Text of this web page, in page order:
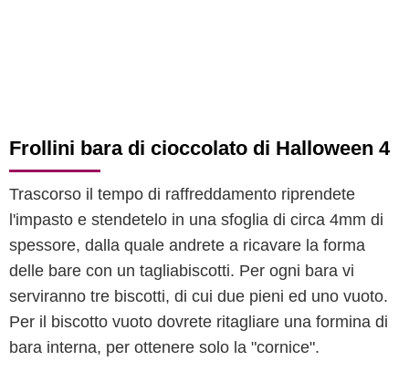
Frollini bara di cioccolato di Halloween 4
Trascorso il tempo di raffreddamento riprendete
l'impasto e stendetelo in una sfoglia di circa 4mm di
spessore, dalla quale andrete a ricavare la forma
delle bare con un tagliabiscotti. Per ogni bara vi
serviranno tre biscotti, di cui due pieni ed uno vuoto.
Per il biscotto vuoto dovrete ritagliare una formina di
bara interna, per ottenere solo la "cornice".